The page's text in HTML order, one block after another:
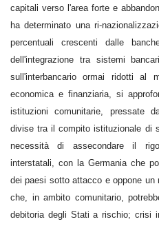
capitali verso l'area forte e
ha determinato una ri-
percentuali crescenti dalle
dell'integrazione tra sistemi
sull'interbancario ormai ridotti al
economica e finanziaria, si
istituzioni comunitarie, pressate
divise tra il compito istituzionale di
necessità di assecondare il
interstatali, con la Germania che
dei paesi sotto attacco e oppone
che, in ambito comunitario,
debitoria degli Stati a rischio; crisi